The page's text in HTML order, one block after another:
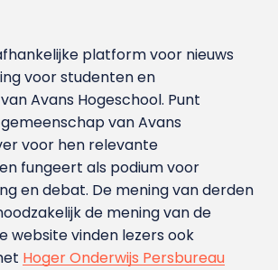
platform voor nieuws
voor studenten en
Avans Hoge­school. Punt
van Avans
voor hen relevante
fungeert als podium voor
en debat. De mening van derden
de mening van de
website vinden lezers ook
Hoger Onderwijs Persbureau